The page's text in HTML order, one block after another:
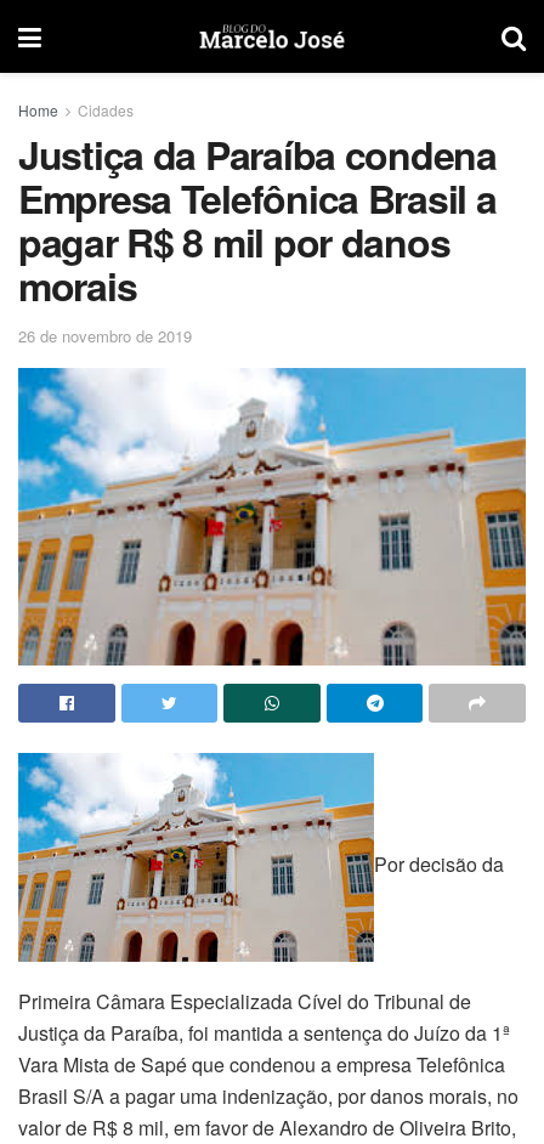
Home Cidades
Justiça da Paraíba condena
Empresa Telefônica Brasil a
pagar R$ 8 mil por danos
morais
26 de novembro de 2019
Por decisão da
Primeira Câmara Especializada Cível do Tribunal de
Justiça da Paraíba, foi mantida a sentença do Juízo da 1ª
Vara Mista de Sapé que condenou a empresa Telefônica
Brasil S/A a pagar uma indenização, por danos morais, no
valor de R$ 8 mil, em favor de Alexandro de Oliveira Brito,